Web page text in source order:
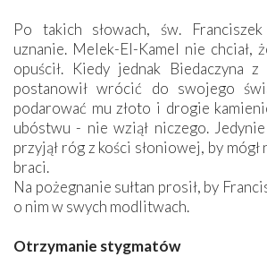
Po takich słowach, św.
uznanie. Melek-El-Kamel nie chciał,
opuścił. Kiedy jednak Biedaczyna
postanowił wrócić do swojego
podarować mu złoto i drogie
ubóstwu - nie wziął niczego.
przyjął róg z kości słoniowej, by
braci.
Na pożegnanie sułtan prosił, by
o nim w swych modlitwach.
Otrzymanie stygmatów